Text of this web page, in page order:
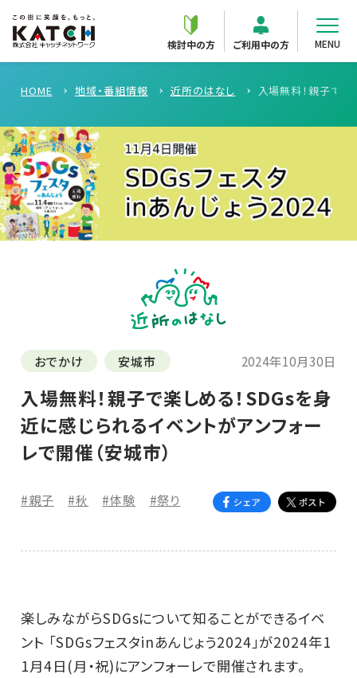
検討中の方 ご利用中の方 MENU
HOME 地域・番組情報 近所のはなし 入場無料！親子で楽
おでかけ 安城市 2024年10月30日
入場無料！親子で楽しめる！SDGsを身
近に感じられるイベントがアンフォー
レで開催（安城市）
#親子 #秋 #体験 #祭り
楽しみながらSDGsについて知ることができるイベ
ント 「SDGsフェスタinあんじょう2024」が2024年1
1月4日(月・祝)にアンフォーレで開催されます。